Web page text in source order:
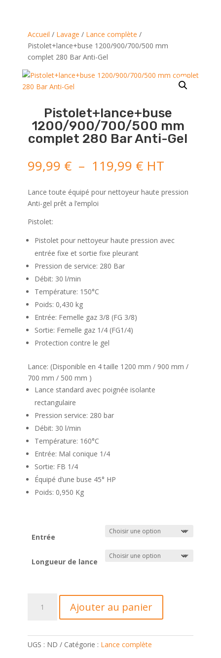
Accueil / Lavage / Lance complète /
Pistolet+lance+buse 1200/900/700/500 mm
complet 280 Bar Anti-Gel
Pistolet+lance+buse
1200/900/700/500 mm
complet 280 Bar Anti-Gel
99,99 € – 119,99 €Plage
de
prix :
99,99 €
HT
Lance toute équipé pour nettoyeur haute pression
Anti-gel prêt a l’emploi
Pistolet:
Pistolet pour nettoyeur haute pression avec
entrée fixe et sortie fixe pleurant
Pression de service: 280 Bar
Débit: 30 l/min
Température: 150°C
Poids: 0,430 kg
Entrée: Femelle gaz 3/8 (FG 3/8)
Sortie: Femelle gaz 1/4 (FG1/4)
Protection contre le gel
Lance: (Disponible en 4 taille 1200 mm / 900 mm /
700 mm / 500 mm )
Lance standard avec poignée isolante
rectangulaire
Pression service: 280 bar
Débit: 30 l/min
Température: 160°C
Entrée: Mal conique 1/4
Sortie: FB 1/4
Équipé d’une buse 45° HP
Poids: 0,950 Kg
Entrée
Longueur de lance
Pistolet+lance+buse
mm
Ajouter au panier
UGS : ND Catégorie : Lance complète